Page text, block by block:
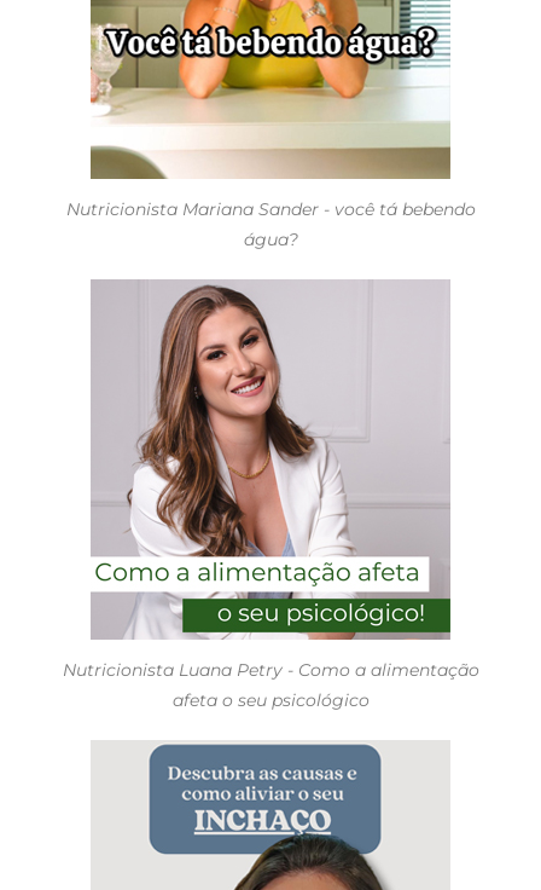
Nutricionista Mariana Sander - você tá bebendo
água?
Nutricionista Luana Petry - Como a alimentação
afeta o seu psicológico